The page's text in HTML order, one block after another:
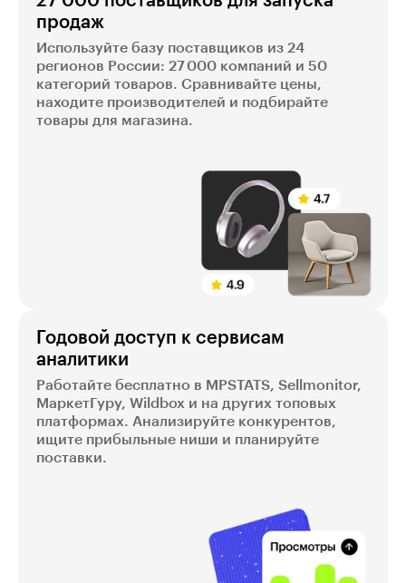
продаж
Используйте базу поставщиков из 24
регионов России: 27 000 компаний и 50
категорий товаров. Сравнивайте цены,
находите производителей и подбирайте
товары для магазина.
Годовой доступ к сервисам
аналитики
Работайте бесплатно в MPSTATS, Sellmonitor,
МаркетГуру, Wildbox и на других топовых
платформах. Анализируйте конкурентов,
ищите прибыльные ниши и планируйте
поставки.